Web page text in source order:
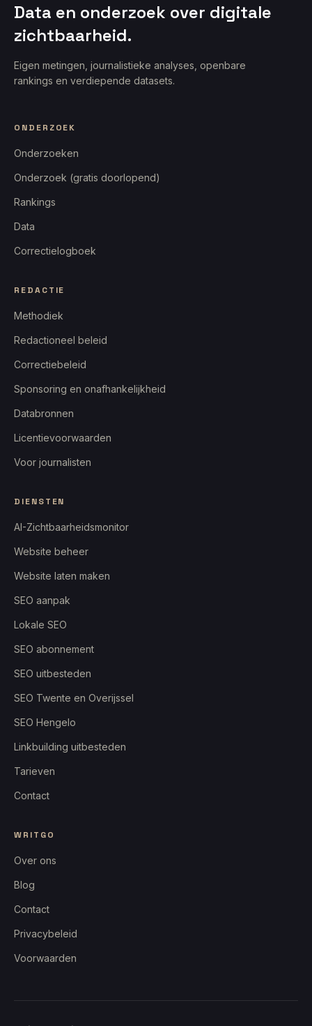
Data en onderzoek over digitale
zichtbaarheid.
Eigen metingen, journalistieke analyses, openbare
rankings en verdiepende datasets.
ONDERZOEK
Onderzoeken
Onderzoek (gratis doorlopend)
Rankings
Data
Correctielogboek
REDACTIE
Methodiek
Redactioneel beleid
Correctiebeleid
Sponsoring en onafhankelijkheid
Databronnen
Licentievoorwaarden
Voor journalisten
DIENSTEN
AI-Zichtbaarheidsmonitor
Website beheer
Website laten maken
SEO aanpak
Lokale SEO
SEO abonnement
SEO uitbesteden
SEO Twente en Overijssel
SEO Hengelo
Linkbuilding uitbesteden
Tarieven
Contact
WRITGO
Over ons
Blog
Contact
Privacybeleid
Voorwaarden